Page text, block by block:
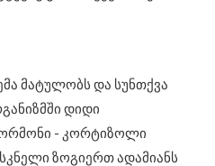
მატულობს და სუნთქვა
დიდი
- კორტიზოლი
ზოგიერთ ადამიანს